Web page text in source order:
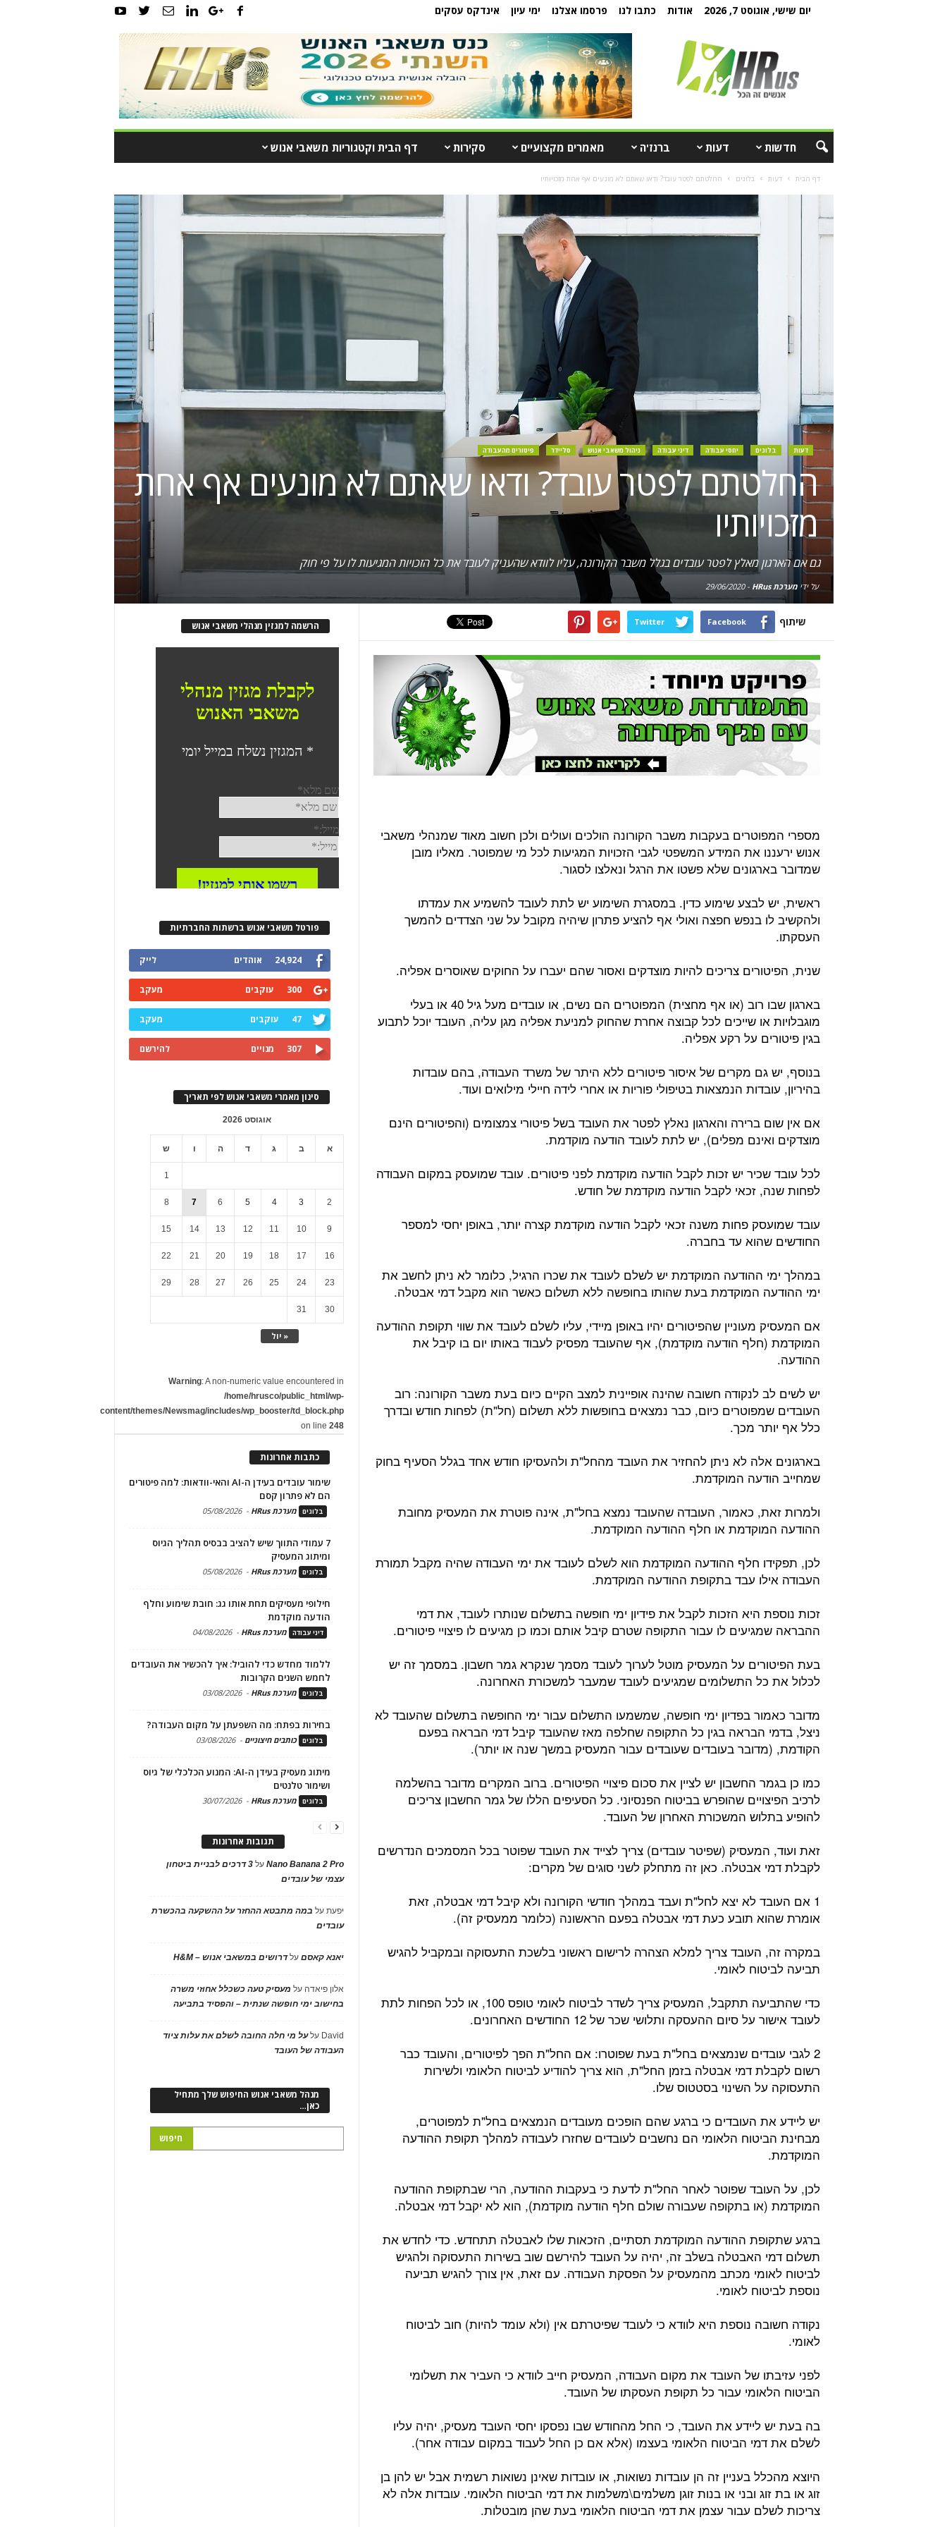
יום שישי, אוגוסט 7, 2026 אודות כתבו לנו פרסמו אצלנו ימי עיון אינדקס עסקים
חדשות דעות ברנז'ה מאמרים מקצועיים סקירות דף הבית וקטגוריות משאבי אנוש
דף הבית דעות בלוגים החלטתם לפטר עובד? ודאו שאתם לא מונעים אף אחת מזכויותיו
דעות בלוגים יחסי עבודה דיני עבודה ניהול משאבי אנוש סליידר פיטורים מהעבודה
החלטתם לפטר עובד? ודאו שאתם לא מונעים אף אחת
מזכויותיו
גם אם הארגון מאלץ לפטר עובדים בגלל משבר הקורונה, עליו לוודא שהעניק לעובד את כל הזכויות המגיעות לו על פי חוק
על ידימערכת HRus -
29/06/2020
שיתוף Facebook
Twitter
מספרי המפוטרים בעקבות משבר הקורונה הולכים ועולים ולכן חשוב מאוד שמנהלי משאבי
אנוש ירעננו את המידע המשפטי לגבי הזכויות המגיעות לכל מי שמפוטר. מאליו מובן
שמדובר בארגונים שלא פשטו את הרגל ונאלצו לסגור.
ראשית, יש לבצע שימוע כדין. במסגרת השימוע יש לתת לעובד להשמיע את עמדתו
ולהקשיב לו בנפש חפצה ואולי אף להציע פתרון שיהיה מקובל על שני הצדדים להמשך
העסקתו.
שנית, הפיטורים צריכים להיות מוצדקים ואסור שהם יעברו על החוקים שאוסרים אפליה.
בארגון שבו רוב (או אף מחצית) המפוטרים הם נשים, או עובדים מעל גיל 40 או בעלי
מוגבלויות או שייכים לכל קבוצה אחרת שהחוק למניעת אפליה מגן עליה, העובד יוכל לתבוע
בגין פיטורים על רקע אפליה.
בנוסף, יש גם מקרים של איסור פיטורים ללא היתר של משרד העבודה, בהם עובדות
בהיריון, עובדות הנמצאות בטיפולי פוריות או אחרי לידה חיילי מילואים ועוד.
אם אין שום ברירה והארגון נאלץ לפטר את העובד בשל פיטורי צמצומים (והפיטורים הינם
מוצדקים ואינם מפלים), יש לתת לעובד הודעה מוקדמת.
לכל עובד שכיר יש זכות לקבל הודעה מוקדמת לפני פיטורים. עובד שמועסק במקום העבודה
לפחות שנה, זכאי לקבל הודעה מוקדמת של חודש.
עובד שמועסק פחות משנה זכאי לקבל הודעה מוקדמת קצרה יותר, באופן יחסי למספר
החודשים שהוא עד בחברה.
במהלך ימי ההודעה המוקדמת יש לשלם לעובד את שכרו הרגיל, כלומר לא ניתן לחשב את
ימי ההודעה המוקדמת בעת שהותו בחופשה ללא תשלום כאשר הוא מקבל דמי אבטלה.
אם המעסיק מעוניין שהפיטורים יהיו באופן מיידי, עליו לשלם לעובד את שווי תקופת ההודעה
המוקדמת (חלף הודעה מוקדמת), אף שהעובד מפסיק לעבוד באותו יום בו קיבל את
ההודעה.
יש לשים לב לנקודה חשובה שהינה אופיינית למצב הקיים כיום בעת משבר הקורונה: רוב
העובדים שמפוטרים כיום, כבר נמצאים בחופשות ללא תשלום (חל"ת) לפחות חודש ובדרך
כלל אף יותר מכך.
בארגונים אלה לא ניתן להחזיר את העובד מהחל"ת ולהעסיקו חודש אחד בגלל הסעיף בחוק
שמחייב הודעה המוקדמת.
ולמרות זאת, כאמור, העובדה שהעובד נמצא בחל"ת, אינה פוטרת את המעסיק מחובת
ההודעה המוקדמת או חלף ההודעה המוקדמת.
לכן, תפקידו חלף ההודעה המוקדמת הוא לשלם לעובד את ימי העבודה שהיה מקבל תמורת
העבודה אילו עבד בתקופת ההודעה המוקדמת.
זכות נוספת היא הזכות לקבל את פידיון ימי חופשה בתשלום שנותרו לעובד, את דמי
ההבראה שמגיעים לו עבור התקופה שטרם קיבל אותם וכמו כן מגיעים לו פיצויי פיטורים.
בעת הפיטורים על המעסיק מוטל לערוך לעובד מסמך שנקרא גמר חשבון. במסמך זה יש
לכלול את כל התשלומים שמגיעים לעובד שמעבר למשכורת האחרונה.
מדובר כאמור בפדיון ימי חופשה, שמשמעו התשלום עבור ימי החופשה בתשלום שהעובד לא
ניצל, בדמי הבראה בגין כל התקופה שחלפה מאז שהעובד קיבל דמי הבראה בפעם
הקודמת, (מדובר בעובדים שעובדים עבור המעסיק במשך שנה או יותר).
כמו כן בגמר החשבון יש לציין את סכום פיצויי הפיטורים. ברוב המקרים מדובר בהשלמה
לרכיב הפיצויים שהופרש בביטוח הפנסיוני. כל הסעיפים הללו של גמר החשבון צריכים
להופיע בתלוש המשכורת האחרון של העובד.
זאת ועוד, המעסיק (שפיטר עובדים) צריך לצייד את העובד שפוטר בכל המסמכים הנדרשים
לקבלת דמי אבטלה. כאן זה מתחלק לשני סוגים של מקרים:
1 אם העובד לא יצא לחל"ת ועבד במהלך חודשי הקורונה ולא קיבל דמי אבטלה, זאת
אומרת שהוא תובע כעת דמי אבטלה בפעם הראשונה (כלומר ממעסיק זה).
במקרה זה, העובד צריך למלא הצהרה לרישום ראשוני בלשכת התעסוקה ובמקביל להגיש
תביעה לביטוח לאומי.
כדי שהתביעה תתקבל, המעסיק צריך לשדר לביטוח לאומי טופס 100, או לכל הפחות לתת
לעובד אישור על סיום ההעסקה ותלושי שכר של 12 החודשים האחרונים.
2 לגבי עובדים שנמצאים בחל"ת בעת שפוטרו: אם החל"ת הפך לפיטורים, והעובד כבר
רשום לקבלת דמי אבטלה בזמן החל"ת, הוא צריך להודיע לביטוח הלאומי ולשירות
התעסוקה על השינוי בסטטוס שלו.
יש ליידע את העובדים כי ברגע שהם הופכים מעובדים הנמצאים בחל"ת למפוטרים,
מבחינת הביטוח הלאומי הם נחשבים לעובדים שחזרו לעבודה למהלך תקופת ההודעה
המוקדמת.
לכן, על העובד שפוטר לאחר החל"ת לדעת כי בעקבות ההודעה, הרי שבתקופת ההודעה
המוקדמת (או בתקופה שעבורה שולם חלף הודעה מוקדמת), הוא לא יקבל דמי אבטלה.
ברגע שתקופת ההודעה המוקדמת תסתיים, הזכאות שלו לאבטלה תתחדש. כדי לחדש את
תשלום דמי האבטלה בשלב זה, יהיה על העובד להירשם שוב בשירות התעסוקה ולהגיש
לביטוח לאומי מכתב מהמעסיק על הפסקת העבודה. עם זאת, אין צורך להגיש תביעה
נוספת לביטוח לאומי.
נקודה חשובה נוספת היא לוודא כי לעובד שפיטרתם אין (ולא עומד להיות) חוב לביטוח
לאומי.
לפני עזיבתו של העובד את מקום העבודה, המעסיק חייב לוודא כי העביר את תשלומי
הביטוח הלאומי עבור כל תקופת העסקתו של העובד.
בה בעת יש ליידע את העובד, כי החל מהחודש שבו נפסקו יחסי העובד מעסיק, יהיה עליו
לשלם את דמי הביטוח הלאומי בעצמו (אלא אם כן החל לעבוד במקום עבודה אחר).
היוצא מהכלל בעניין זה הן עובדות נשואות, או עובדות שאינן נשואות רשמית אבל יש להן בן
זוג או בת זוג ובני או בנות זוגן משלמים\משלמות את דמי הביטוח הלאומי. עובדות אלה לא
צריכות לשלם עבור עצמן את דמי הביטוח הלאומי בעת שהן מובטלות.
הרשמה למגזין מנהלי משאבי אנוש
פורטל משאבי אנוש ברשתות החברתיות
24,924 אוהדים לייק
300 עוקבים מעקב
47 עוקבים מעקב
307 מנויים להירשם
סינון מאמרי משאבי אנוש לפי תאריך
אוגוסט 2026
א ב ג ד ה ו ש
« יול
1
2
3
4
5
6
7
8
9
10
11
12
13
14
15
16
17
18
19
20
21
22
23
24
25
26
27
28
29
30
31
Warning: A non-numeric value encountered in
/home/hrusco/public_html/wp-
content/themes/Newsmag/includes/wp_booster/td_block.php
on line248
כתבות אחרונות
שימור עובדים בעידן ה-AI והאי-וודאות: למה פיטורים
הם לא פתרון קסם
בלוגים מערכת HRus -
05/08/2026
7 עמודי התווך שיש להציב בבסיס תהליך הגיוס
ומיתוג המעסיק
בלוגים מערכת HRus -
05/08/2026
חילופי מעסיקים תחת אותו גג: חובת שימוע וחלף
הודעה מוקדמת
דיני עבודה מערכת HRus -
04/08/2026
ללמוד מחדש כדי להוביל: איך להכשיר את העובדים
לחמש השנים הקרובות
בלוגים מערכת HRus -
03/08/2026
בחירות בפתח: מה השפעתן על מקום העבודה?
בלוגים כותבים חיצוניים -
03/08/2026
מיתוג מעסיק בעידן ה-AI: המנוע הכלכלי של גיוס
ושימור טלנטים
בלוגים מערכת HRus -
30/07/2026
תגובות אחרונות
Nano Banana 2 Proעל
3 דרכים לבניית ביטחון
עצמי של עובדים
יפעתעל במה מתבטא ההחזר על ההשקעה בהכשרת
עובדים
יאנא קאסםעלדרושים במשאבי אנוש – H&M
אלון פיאדה על מעסיק טעה כשכלל אחוזי משרה
בחישוב ימי חופשה שנתית – והפסיד בתביעה
David עלעל מי חלה החובה לשלם את עלות ציוד
העבודה של העובד
מנהל משאבי אנוש החיפוש שלך מתחיל
כאן…